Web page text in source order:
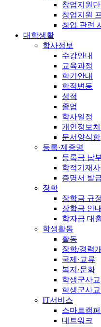
창업지원
창업지원
창업 관련
대학생활
학사정보
수강안내
교육과정
학기안내
학적변동
성적
졸업
학사일정
개인정보처
문서양식함
등록·제증명
등록금 납
학적기재
증명서 발
장학
장학금 규정
장학금 안내
학자금 대
학생활동
활동
장학/경력
국제·교류
복지·문화
학생군사
학생군사
IT서비스
스마트캠
네트워크